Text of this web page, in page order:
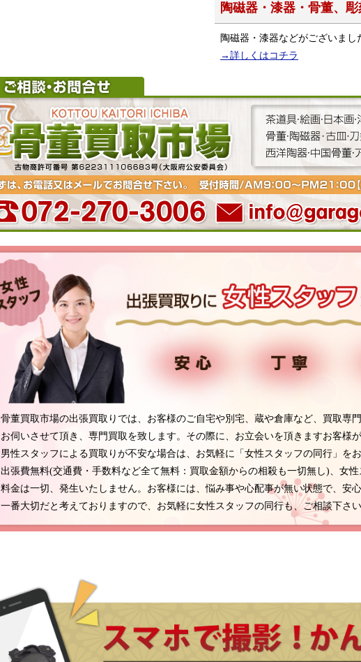
陶磁器・漆器・骨董、
陶磁器・漆器などがございまし
→詳しくはコチラ
骨董買取市場の出張買取りでは、お客様のご自宅や別宅、蔵や倉庫など、買取専
お伺いさせて頂き、専門買取を致します。その際に、お立会いを頂きますお客様
男性スタッフによる買取りが不安な場合は、お気軽に「女性スタッフの同行」を
出張費無料(交通費・手数料など全て無料：買取金額からの相殺も一切無し)、女
料金は一切、発生いたしません。お客様には、悩み事や心配事が無い状態で、安
一番大切だと考えておりますので、お気軽に女性スタッフの同行も、ご相談下さ